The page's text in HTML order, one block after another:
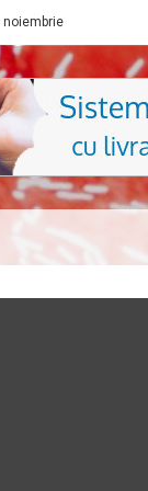
Ce filme